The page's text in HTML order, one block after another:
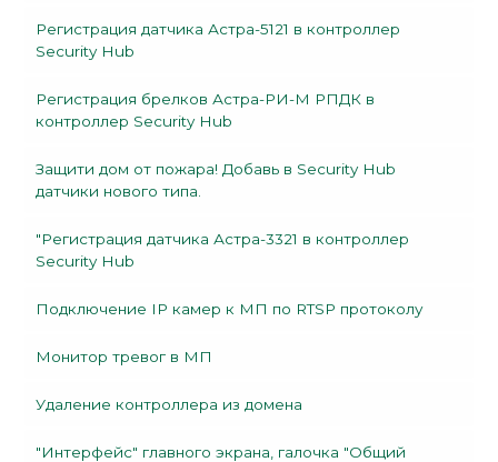
Регистрация датчика Астра-5121 в контроллер
Security Hub
Регистрация брелков Астра-РИ-М РПДК в
контроллер Security Hub
Защити дом от пожара! Добавь в Security Hub
датчики нового типа.
"Регистрация датчика Астра-3321 в контроллер
Security Hub
Подключение IP камер к МП по RTSP протоколу
Монитор тревог в МП
Удаление контроллера из домена
"Интерфейс" главного экрана, галочка "Общий